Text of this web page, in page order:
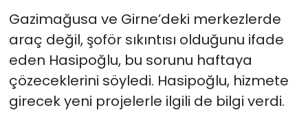
Gazimağusa ve Girne’deki merkezlerde
araç değil, şoför sıkıntısı olduğunu ifade
eden Hasipoğlu, bu sorunu haftaya
çözeceklerini söyledi. Hasipoğlu, hizmete
girecek yeni projelerle ilgili de bilgi verdi.